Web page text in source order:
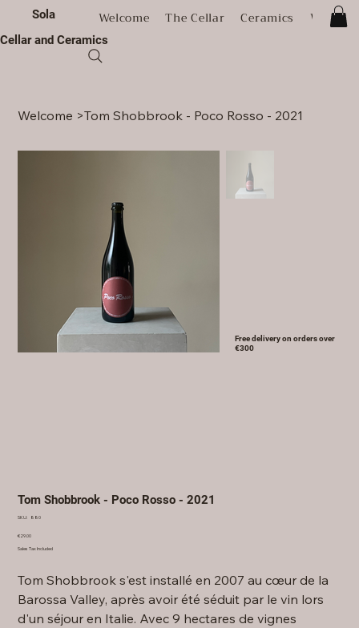
Cellar and Ceramics
Sola Welcome The Cellar Ceramics
Welcome >Tom Shobbrook - Poco Rosso - 2021
Tom Shobbrook - Poco Rosso - 2021
SKU:
SKU
880
Price
€29.00
Sales Tax Included
Tom Shobbrook s'est installé en 2007 au cœur de la
Barossa Valley, après avoir été séduit par le vin lors
d'un séjour en Italie. Avec 9 hectares de vignes
Free delivery on orders over
€300